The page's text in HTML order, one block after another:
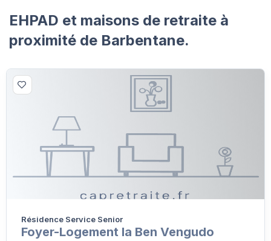
EHPAD et maisons de retraite à
proximité de Barbentane.
Résidence Service Senior
Foyer-Logement la Ben Vengudo